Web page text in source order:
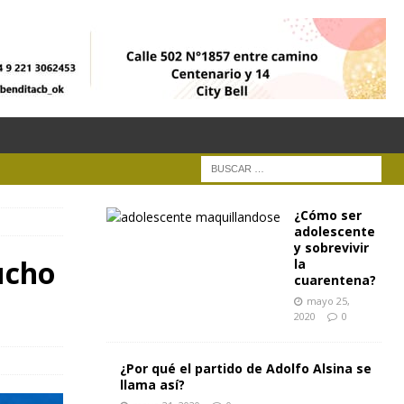
¿Cómo ser
adolescente
y sobrevivir
la
cuarentena?
mayo 25,
2020
0
¿Por qué el partido de Adolfo Alsina se
llama así?